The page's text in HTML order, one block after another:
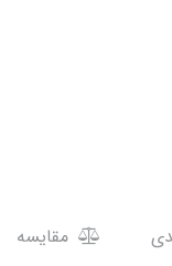
مقایسه